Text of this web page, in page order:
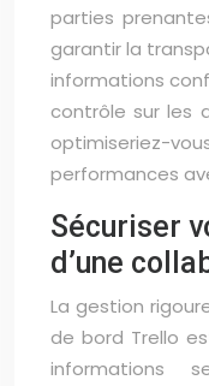
parties
garantir la
informations
contrôle sur les
optimiseriez-
performances
Sécuriser
d’une
La gestion
de bord Trello
informations